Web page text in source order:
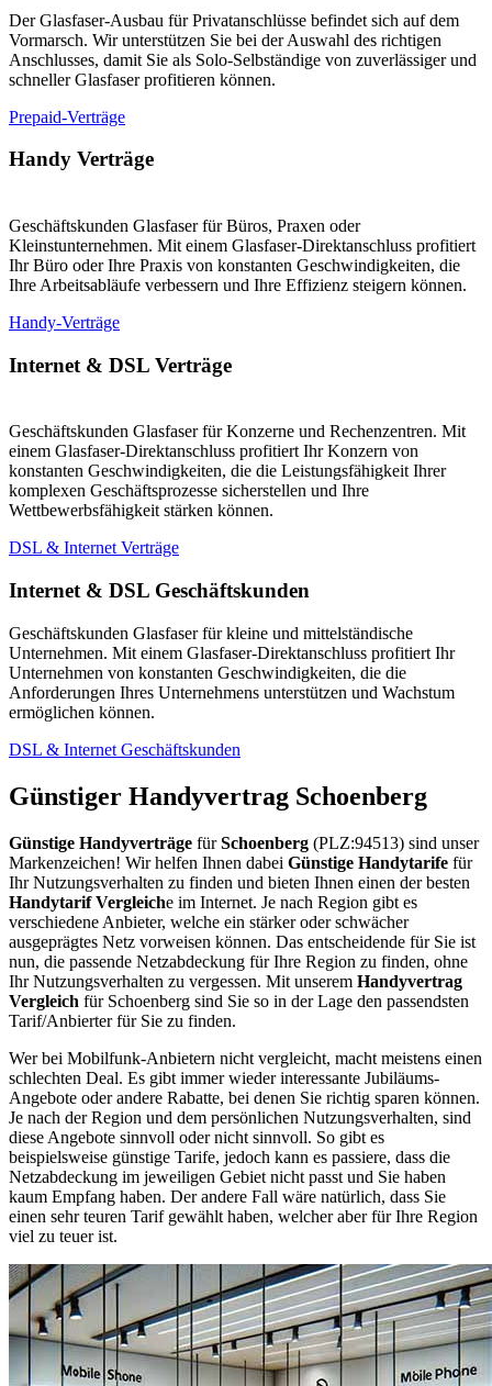
Der Glasfaser-Ausbau für Privatanschlüsse befindet sich auf dem
Vormarsch. Wir unterstützen Sie bei der Auswahl des richtigen
Anschlusses, damit Sie als Solo-Selbständige von zuverlässiger und
schneller Glasfaser profitieren können.
Prepaid-Verträge
Handy Verträge
Geschäftskunden Glasfaser für Büros, Praxen oder
Kleinstunternehmen. Mit einem Glasfaser-Direktanschluss profitiert
Ihr Büro oder Ihre Praxis von konstanten Geschwindigkeiten, die
Ihre Arbeitsabläufe verbessern und Ihre Effizienz steigern können.
Handy-Verträge
Internet & DSL Verträge
Geschäftskunden Glasfaser für Konzerne und Rechenzentren. Mit
einem Glasfaser-Direktanschluss profitiert Ihr Konzern von
konstanten Geschwindigkeiten, die die Leistungsfähigkeit Ihrer
komplexen Geschäftsprozesse sicherstellen und Ihre
Wettbewerbsfähigkeit stärken können.
DSL & Internet Verträge
Internet & DSL Geschäftskunden
Geschäftskunden Glasfaser für kleine und mittelständische
Unternehmen. Mit einem Glasfaser-Direktanschluss profitiert Ihr
Unternehmen von konstanten Geschwindigkeiten, die die
Anforderungen Ihres Unternehmens unterstützen und Wachstum
ermöglichen können.
DSL & Internet Geschäftskunden
Günstiger Handyvertrag Schoenberg
Günstige Handyverträge fürSchoenberg (PLZ:94513) sind unser
Markenzeichen! Wir helfen Ihnen dabei Günstige Handytarife für
Ihr Nutzungsverhalten zu finden und bieten Ihnen einen der besten
Handytarif Vergleiche im Internet. Je nach Region gibt es
verschiedene Anbieter, welche ein stärker oder schwächer
ausgeprägtes Netz vorweisen können. Das entscheidende für Sie ist
nun, die passende Netzabdeckung für Ihre Region zu finden, ohne
Ihr Nutzungsverhalten zu vergessen. Mit unserem Handyvertrag
Vergleich für Schoenberg sind Sie so in der Lage den passendsten
Tarif/Anbierter für Sie zu finden.
Wer bei Mobilfunk-Anbietern nicht vergleicht, macht meistens einen
schlechten Deal. Es gibt immer wieder interessante Jubiläums-
Angebote oder andere Rabatte, bei denen Sie richtig sparen können.
Je nach der Region und dem persönlichen Nutzungsverhalten, sind
diese Angebote sinnvoll oder nicht sinnvoll. So gibt es
beispielsweise günstige Tarife, jedoch kann es passiere, dass die
Netzabdeckung im jeweiligen Gebiet nicht passt und Sie haben
kaum Empfang haben. Der andere Fall wäre natürlich, dass Sie
einen sehr teuren Tarif gewählt haben, welcher aber für Ihre Region
viel zu teuer ist.